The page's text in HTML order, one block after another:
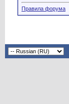
Правила форума